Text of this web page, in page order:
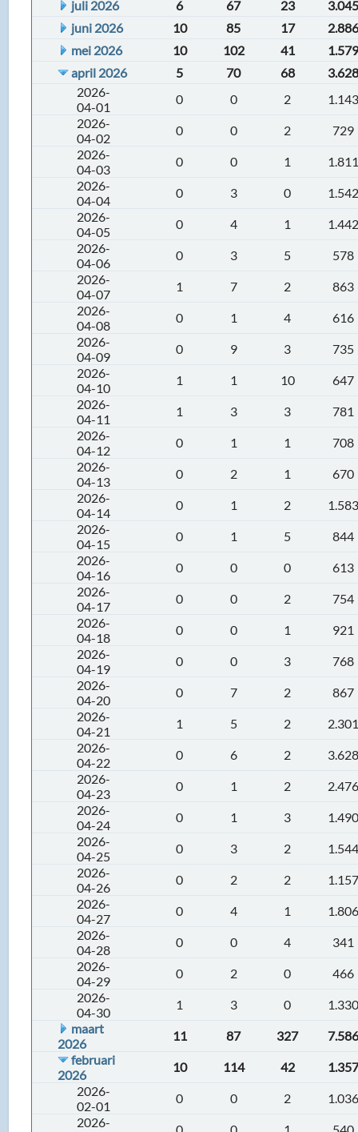
juli 2026
6 67 23
3.045
juni 2026
10 85 17
2.886
mei 2026
10 102 41
1.579
april 2026
5 70 68
3.628
2026-
04-01
0 0 2
1.143
2026-
04-02
0 0 2
729
2026-
04-03
0 0 1
1.811
2026-
04-04
0 3 0
1.542
2026-
04-05
0 4 1
1.442
2026-
04-06
0 3 5
578
2026-
04-07
1 7 2
863
2026-
04-08
0 1 4
616
2026-
04-09
0 9 3
735
2026-
04-10
1 1 10
647
2026-
04-11
1 3 3
781
2026-
04-12
0 1 1
708
2026-
04-13
0 2 1
670
2026-
04-14
0 1 2
1.583
2026-
04-15
0 1 5
844
2026-
04-16
0 0 0
613
2026-
04-17
0 0 2
754
2026-
04-18
0 0 1
921
2026-
04-19
0 0 3
768
2026-
04-20
0 7 2
867
2026-
04-21
1 5 2
2.301
2026-
04-22
0 6 2
3.628
2026-
04-23
0 1 2
2.476
2026-
04-24
0 1 3
1.490
2026-
04-25
0 3 2
1.544
2026-
04-26
0 2 2
1.157
2026-
04-27
0 4 1
1.806
2026-
04-28
0 0 4
341
2026-
04-29
0 2 0
466
2026-
04-30
1 3 0
1.330
maart
2026
11 87 327
7.586
februari
2026
10 114 42
1.357
2026-
02-01
0 0 2
1.036
2026-